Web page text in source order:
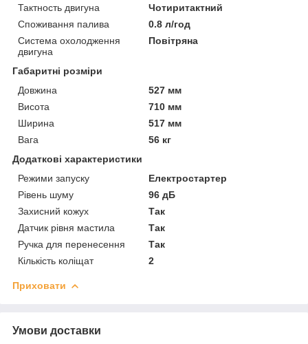
Тактность двигуна
Чотиритактний
Споживання палива
0.8 л/год
Система охолодження
двигуна
Повітряна
Габаритні розміри
Довжина
527 мм
Висота
710 мм
Ширина
517 мм
Вага
56 кг
Додаткові характеристики
Режими запуску
Електростартер
Рівень шуму
96 дБ
Захисний кожух
Так
Датчик рівня мастила
Так
Ручка для перенесення
Так
Кількість коліщат
2
Приховати
Умови доставки